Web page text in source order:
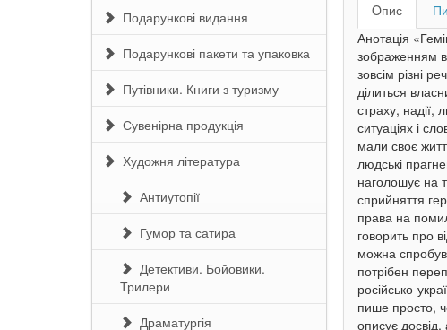
Подарункові видання
Подарункові пакети та упаковка
Путівники. Книги з туризму
Сувенірна продукція
Художня література
Антиутопії
Гумор та сатира
Детективи. Бойовики.
Трилери
Драматургія
Oпис
Анотація
зображенням
зовсім різні
ділиться
страху, надії,
ситуаціях і
мали своє
людські
наголошує на
сприйняття
права на
говорить про
можна
потрібен
російсько-
пише просто,
описує